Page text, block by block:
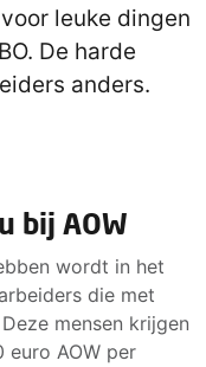
leuke dingen
De harde
anders.
bij AOW
wordt in het
die met
mensen krijgen
euro AOW per